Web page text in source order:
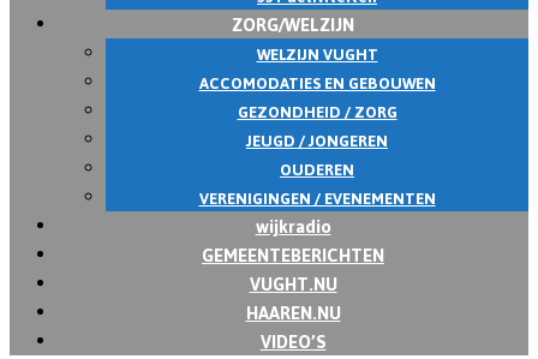
ZORG/WELZIJN
WELZIJN VUGHT
ACCOMODATIES EN GEBOUWEN
GEZONDHEID / ZORG
JEUGD / JONGEREN
OUDEREN
VERENIGINGEN / EVENEMENTEN
wijkradio
GEMEENTEBERICHTEN
VUGHT.NU
HAAREN.NU
VIDEO’S